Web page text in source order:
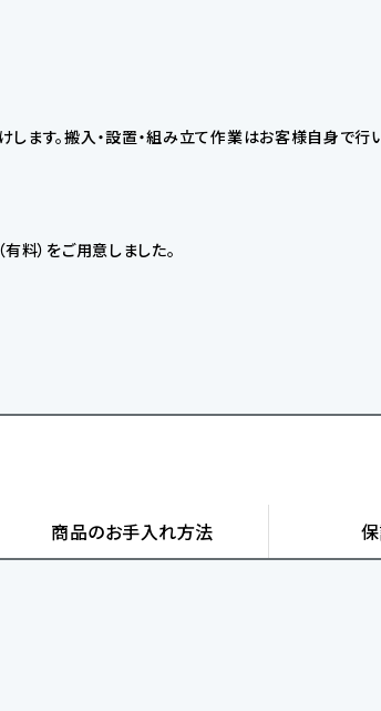
ます。搬入・設置・組み立て作業はお客様自身で行
料）をご用意しました。
商品のお手入れ方法